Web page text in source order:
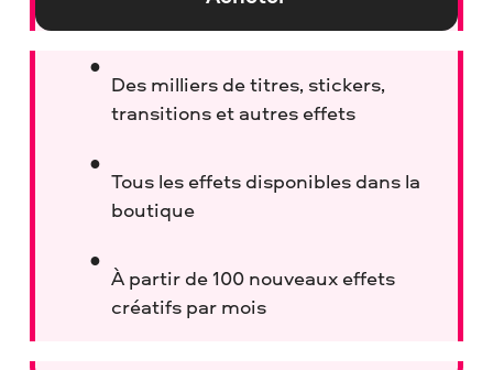
Des milliers de titres, stickers,
transitions et autres effets
Tous les effets disponibles dans la
boutique
À partir de 100 nouveaux effets
créatifs par mois